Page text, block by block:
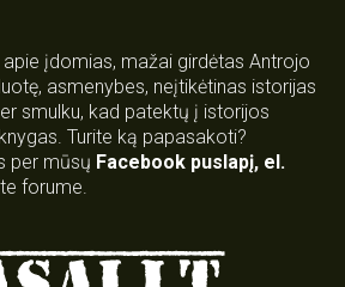
įdomias, mažai girdėtas Antrojo
asmenybes, neįtikėtinas istorijas
smulku, kad patektų į istorijos
Turite ką papasakoti?
per mūsų Facebook puslapį, el.
forume.